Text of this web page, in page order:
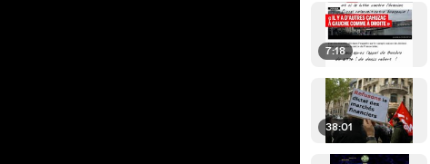
7:18
38:01